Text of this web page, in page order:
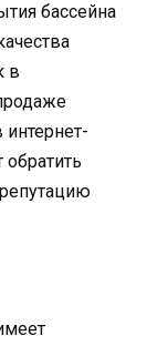
бассейна
в
интернет-